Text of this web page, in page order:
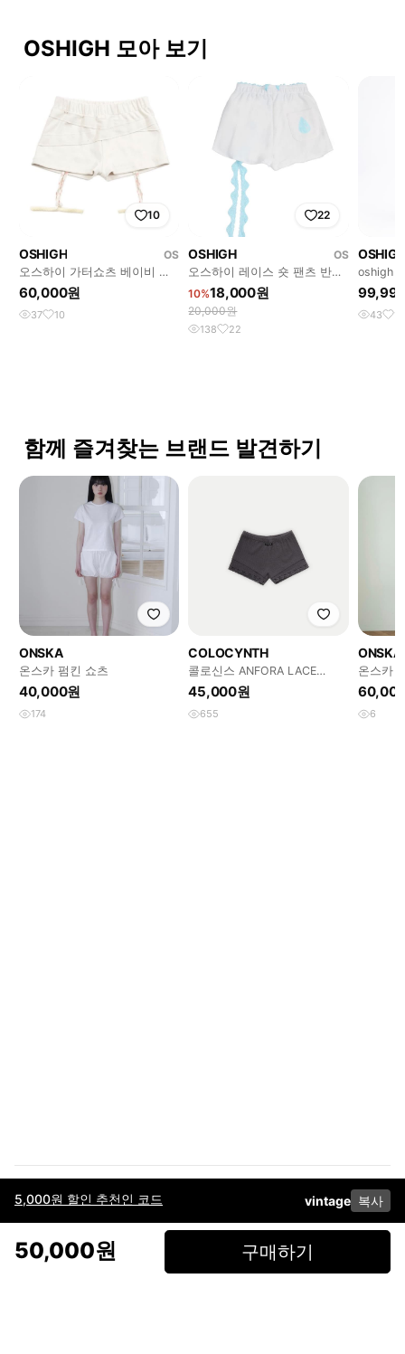
5,000원 할인 추천인 코드 vintage 복사
50,000원 구매하기
OSHIGH 모아 보기
10
OSHIGH
OS
오스하이 가터쇼츠 베이비 옐
로우
60,000원
37 10
22
OSHIGH
OS
오스하이 레이스 숏 팬츠 반바
지 민트
10%18,000원
20,000원
138 22
oshigh
요
43 1
함께 즐겨찾는 브랜드 발견하기
ONSKA
온스카 펌킨 쇼츠
40,000원
174
COLOCYNTH
콜로신스 ANFORA LACE
SHORTS DARK GRAY
45,000원
655
ONSKA
온스카
6
이용약관고객센터판매개인정보 처리방침사업자 정보다운로드
페이스북